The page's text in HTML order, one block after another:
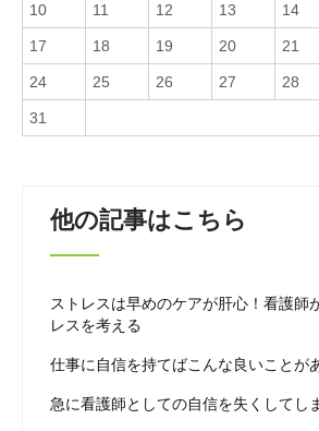
10 11 12 13 14
17 18 19 20 21
24 25 26 27 28
31
他の記事はこちら
ストレスは早めのケアが肝心！看護師
レスを考える
仕事に自信を持てばこんな良いことが
急に看護師としての自信を失くしてし